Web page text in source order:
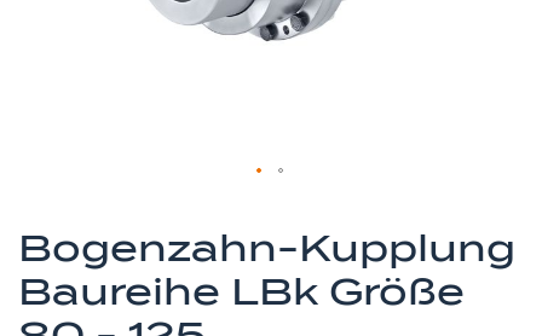
Bogenzahn-Kupplung
Baureihe LBk Größe
Anfang
der
Bildergalerie
springen